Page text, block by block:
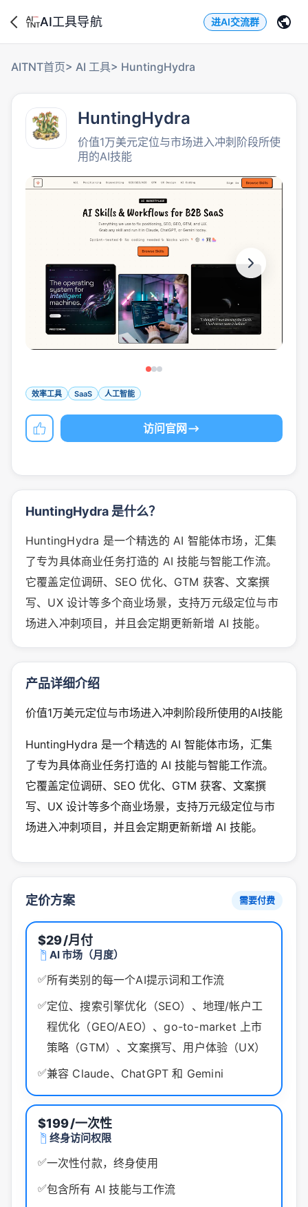
AI工具导航 进AI交流群
AITNT首页> AI 工具> HuntingHydra
HuntingHydra
价值1万美元定位与市场进入冲刺阶段所使
用的AI技能
效率工具 SaaS 人工智能
访问官网
HuntingHydra 是什么？
HuntingHydra 是一个精选的 AI 智能体市场，汇集
了专为具体商业任务打造的 AI 技能与智能工作流。
它覆盖定位调研、SEO 优化、GTM 获客、文案撰
写、UX 设计等多个商业场景，支持万元级定位与市
场进入冲刺项目，并且会定期更新新增 AI 技能。
产品详细介绍
价值1万美元定位与市场进入冲刺阶段所使用的AI技能
HuntingHydra 是一个精选的 AI 智能体市场，汇集
了专为具体商业任务打造的 AI 技能与智能工作流。
它覆盖定位调研、SEO 优化、GTM 获客、文案撰
写、UX 设计等多个商业场景，支持万元级定位与市
场进入冲刺项目，并且会定期更新新增 AI 技能。
定价方案 需要付费
$29/月付
AI 市场（月度）
✅所有类别的每一个AI提示词和工作流
✅定位、搜索引擎优化（SEO）、地理/帐户工
程优化（GEO/AEO）、go-to-market 上市
策略（GTM）、文案撰写、用户体验（UX）
✅兼容 Claude、ChatGPT 和 Gemini
$199/一次性
终身访问权限
✅一次性付款，终身使用
✅包含所有 AI 技能与工作流